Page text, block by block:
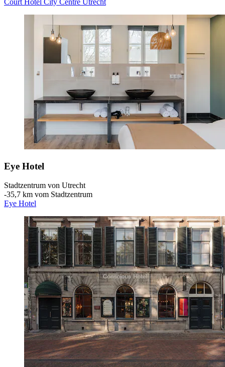
Court Hotel City Centre Utrecht
Eye Hotel
Stadtzentrum von Utrecht
‐35,7 km vom Stadtzentrum
Eye Hotel